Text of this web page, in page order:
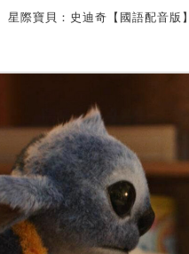
星際寶貝：史迪奇【國語配音版】